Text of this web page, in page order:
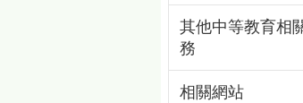
其他中等教育相
務
相關網站